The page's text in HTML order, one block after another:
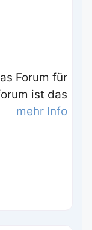
Forum für
ist das
mehr Info